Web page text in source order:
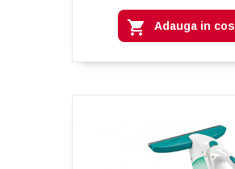
 Adauga in cos